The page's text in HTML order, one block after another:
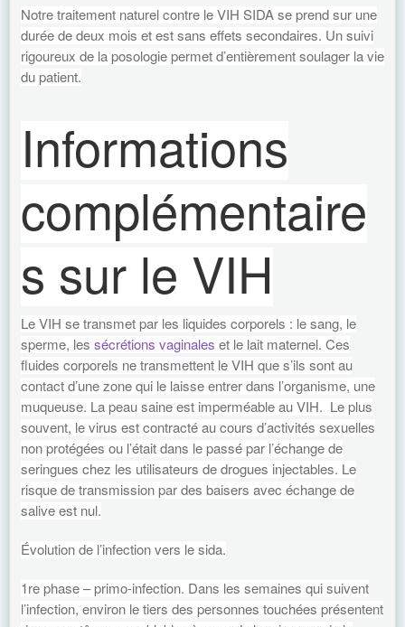
Notre traitement naturel contre le VIH SIDA se prend sur une
durée de deux mois et est sans effets secondaires. Un suivi
rigoureux de la posologie permet d’entièrement soulager la vie
du patient.
Informations
complémentaire
s sur le VIH
Le VIH se transmet par les liquides corporels : le sang, le
sperme, les sécrétions vaginales et le lait maternel. Ces
fluides corporels ne transmettent le VIH que s’ils sont au
contact d’une zone qui le laisse entrer dans l’organisme, une
muqueuse. La peau saine est imperméable au VIH. Le plus
souvent, le virus est contracté au cours d’activités sexuelles
non protégées ou l’était dans le passé par l’échange de
seringues chez les utilisateurs de drogues injectables. Le
risque de transmission par des baisers avec échange de
salive est nul.
Évolution de l’infection vers le sida.
1re phase – primo-infection. Dans les semaines qui suivent
l’infection, environ le tiers des personnes touchées présentent